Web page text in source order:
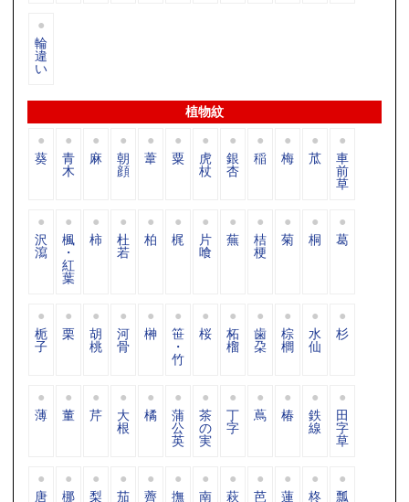
輪
違
い
植物紋
葵 青
木
麻 朝
顔
葦 粟 虎
杖
銀
杏
稲 梅 苽 車
前
草
沢
瀉
楓
・
紅
葉
柿 杜
若
柏 梶 片
喰
蕪 桔
梗
菊 桐 葛
栀
子
栗 胡
桃
河
骨
榊 笹
・
竹
桜 柘
榴
歯
朶
棕
櫚
水
仙
杉
薄 董 芹 大
根
橘 蒲
公
英
茶
の
実
丁
字
蔦 椿 鉄
線
田
字
草
唐 梛 梨 茄 薺 撫 南 萩 芭 蓮 柊 瓢